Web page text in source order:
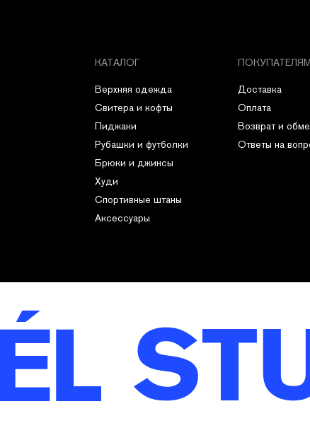
КАТАЛОГ ПОКУПАТЕЛЯМ
Доставка
Оплата
Возврат и
Ответы на
Верхняя одежда
Свитера и кофты
Пиджаки
Рубашки и футболки
Худи
Брюки и джинсы
Спортивные штаны
Аксессуары